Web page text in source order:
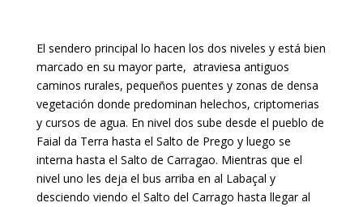
El sendero principal lo hacen los dos niveles y está bien
marcado en su mayor parte, atraviesa antiguos
caminos rurales, pequeños puentes y zonas de densa
vegetación donde predominan helechos, criptomerias
y cursos de agua. En nivel dos sube desde el pueblo de
Faial da Terra hasta el Salto de Prego y luego se
interna hasta el Salto de Carragao. Mientras que el
nivel uno les deja el bus arriba en al Labaçal y
desciendo viendo el Salto del Carrago hasta llegar al